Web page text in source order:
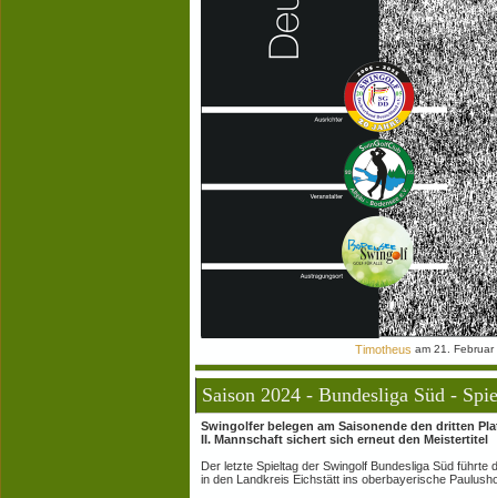
Timotheus am 21. Februar
Saison 2024 - Bundesliga Süd -
Swingolfer belegen am Saisonende den dritten
II. Mannschaft sichert sich erneut den Meistertitel
Der letzte Spieltag der Swingolf Bundesliga Süd
in den Landkreis Eichstätt ins oberbayerische